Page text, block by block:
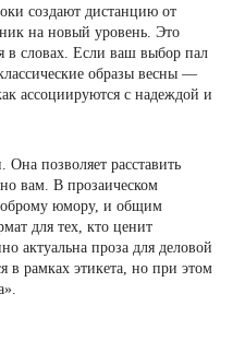
создают дистанцию от
на новый уровень. Это
в словах. Если ваш выбор пал
образы весны —
ассоциируются с надеждой и
позволяет расставить
вам. В прозаическом
юмору, и общим
для тех, кто ценит
актуальна проза для деловой
в рамках этикета, но при этом